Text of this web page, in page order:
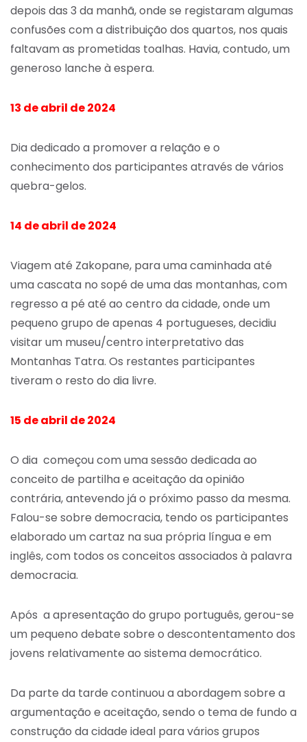
depois das 3 da manhã, onde se registaram algumas
confusões com a distribuição dos quartos, nos quais
faltavam as prometidas toalhas. Havia, contudo, um
generoso lanche à espera.
13 de abril de 2024
Dia dedicado a promover a relação e o
conhecimento dos participantes através de vários
quebra-gelos.
14 de abril de 2024
Viagem até Zakopane, para uma caminhada até
uma cascata no sopé de uma das montanhas, com
regresso a pé até ao centro da cidade, onde um
pequeno grupo de apenas 4 portugueses, decidiu
visitar um museu/centro interpretativo das
Montanhas Tatra. Os restantes participantes
tiveram o resto do dia livre.
15 de abril de 2024
O dia começou com uma sessão dedicada ao
conceito de partilha e aceitação da opinião
contrária, antevendo já o próximo passo da mesma.
Falou-se sobre democracia, tendo os participantes
elaborado um cartaz na sua própria língua e em
inglês, com todos os conceitos associados à palavra
democracia.
Após a apresentação do grupo português, gerou-se
um pequeno debate sobre o descontentamento dos
jovens relativamente ao sistema democrático.
Da parte da tarde continuou a abordagem sobre a
argumentação e aceitação, sendo o tema de fundo a
construção da cidade ideal para vários grupos